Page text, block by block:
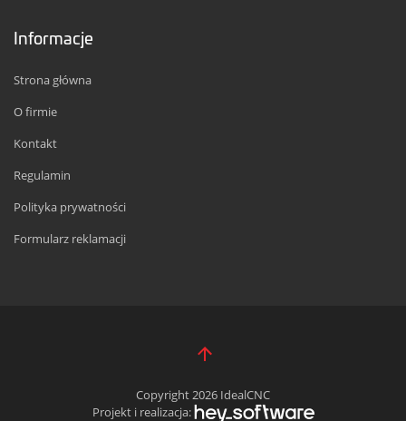
Informacje
Strona główna
O firmie
Kontakt
Regulamin
Polityka prywatności
Formularz reklamacji
Copyright 2026 IdealCNC
Projekt i realizacja: